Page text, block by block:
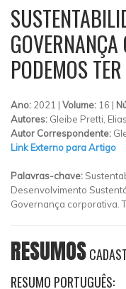
PODEMOS
Ano: 2021 | Volume: 16 |
Autores: Gleibe Pretti,
Autor Correspondente:
Link Externo para Artigo
Palavras-chave:
Desenvolvimento
Governança corporativa.
RESUMOS
RESUMO PORTUGUÊS: